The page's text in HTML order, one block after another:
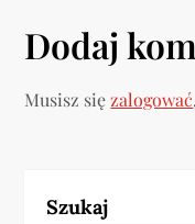
a
c
a
Dodaj
Musisz sięzalogować
Szukaj